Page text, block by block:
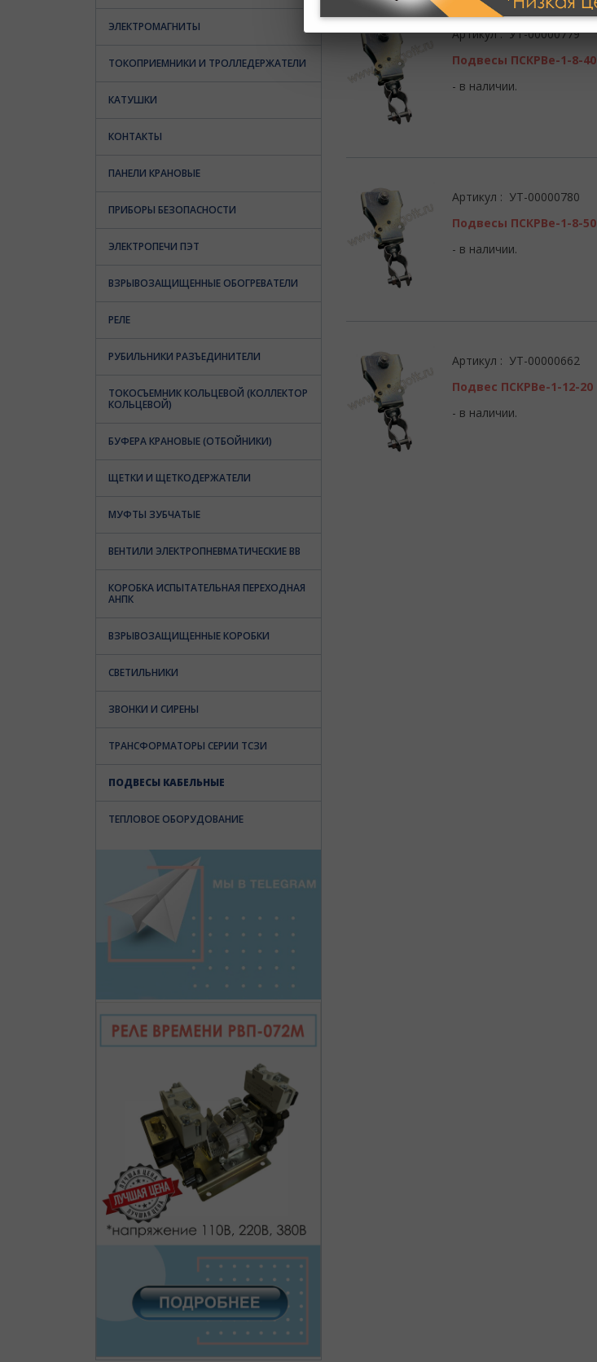
ЭЛЕКТРОМАГНИТЫ
ТОКОПРИЕМНИКИ И ТРОЛЛЕДЕРЖАТЕЛИ
КАТУШКИ
КОНТАКТЫ
ПАНЕЛИ КРАНОВЫЕ
ПРИБОРЫ БЕЗОПАСНОСТИ
ЭЛЕКТРОПЕЧИ ПЭТ
ВЗРЫВОЗАЩИЩЕННЫЕ ОБОГРЕВАТЕЛИ
РЕЛЕ
РУБИЛЬНИКИ РАЗЪЕДИНИТЕЛИ
ТОКОСЪЕМНИК КОЛЬЦЕВОЙ (КОЛЛЕКТОР
КОЛЬЦЕВОЙ)
БУФЕРА КРАНОВЫЕ (ОТБОЙНИКИ)
ЩЕТКИ И ЩЕТКОДЕРЖАТЕЛИ
МУФТЫ ЗУБЧАТЫЕ
ВЕНТИЛИ ЭЛЕКТРОПНЕВМАТИЧЕСКИЕ ВВ
КОРОБКА ИСПЫТАТЕЛЬНАЯ ПЕРЕХОДНАЯ
АНПК
ВЗРЫВОЗАЩИЩЕННЫЕ КОРОБКИ
СВЕТИЛЬНИКИ
ЗВОНКИ И СИРЕНЫ
ТРАНСФОРМАТОРЫ СЕРИИ ТСЗИ
ПОДВЕСЫ КАБЕЛЬНЫЕ
ТЕПЛОВОЕ ОБОРУДОВАНИЕ
Артикул : УТ-00000779
Подвесы ПСКРВе-1-8-40
- в наличии.
Артикул : УТ-00000780
Подвесы ПСКРВе-1-8-50
- в наличии.
Артикул : УТ-00000662
Подвес ПСКРВе-1-12-20
- в наличии.